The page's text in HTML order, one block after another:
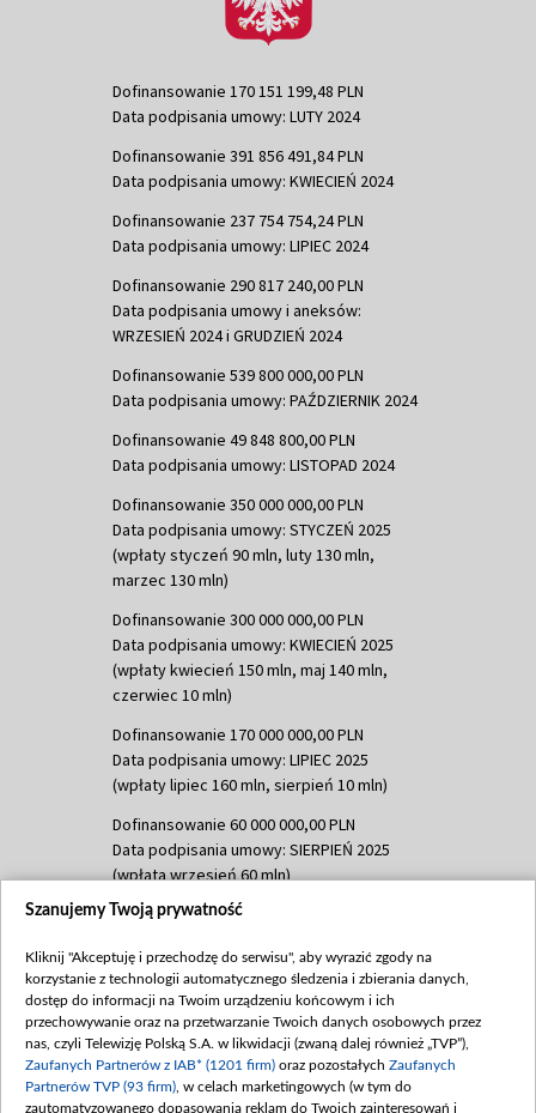
Dofinansowanie 170 151 199,48 PLN
Data podpisania umowy: LUTY 2024
Dofinansowanie 391 856 491,84 PLN
Data podpisania umowy: KWIECIEŃ 2024
Dofinansowanie 237 754 754,24 PLN
Data podpisania umowy: LIPIEC 2024
Dofinansowanie 290 817 240,00 PLN
Data podpisania umowy i aneksów:
WRZESIEŃ 2024 i GRUDZIEŃ 2024
Dofinansowanie 539 800 000,00 PLN
Data podpisania umowy: PAŹDZIERNIK 2024
Dofinansowanie 49 848 800,00 PLN
Data podpisania umowy: LISTOPAD 2024
Dofinansowanie 350 000 000,00 PLN
Data podpisania umowy: STYCZEŃ 2025
(wpłaty styczeń 90 mln, luty 130 mln,
marzec 130 mln)
Dofinansowanie 300 000 000,00 PLN
Data podpisania umowy: KWIECIEŃ 2025
(wpłaty kwiecień 150 mln, maj 140 mln,
czerwiec 10 mln)
Dofinansowanie 170 000 000,00 PLN
Data podpisania umowy: LIPIEC 2025
(wpłaty lipiec 160 mln, sierpień 10 mln)
Dofinansowanie 60 000 000,00 PLN
Data podpisania umowy: SIERPIEŃ 2025
(wpłata wrzesień 60 mln)
Dofinansowanie 635 783 051,21 PLN
(wpłata wrzesień 100 mln, październik 350
mln, listopad 265 mln)
Dofinansowanie 48 862 000,00 PLN
Data podpisania umowy: GRUDZIEŃ 2025
(wpłata grudzień 60,548 mln)
Szanujemy Twoją prywatność
Kliknij "Akceptuję i przechodzę do serwisu", aby wyrazić zgody na
korzystanie z technologii automatycznego śledzenia i zbierania danych,
dostęp do informacji na Twoim urządzeniu końcowym i ich
przechowywanie oraz na przetwarzanie Twoich danych osobowych przez
nas, czyli Telewizję Polską S.A. w likwidacji (zwaną dalej również „TVP”),
Zaufanych Partnerów z IAB* (1201 firm) oraz pozostałych Zaufanych
Partnerów TVP (93 firm) , w celach marketingowych (w tym do
zautomatyzowanego dopasowania reklam do Twoich zainteresowań i